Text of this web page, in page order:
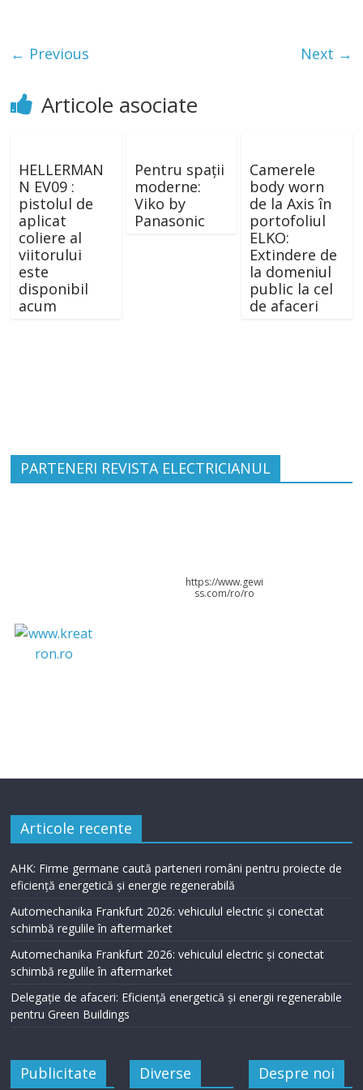
← Previous Next →
Articole asociate
HELLERMAN
N EV09 :
pistolul de
aplicat
coliere al
viitorului
este
disponibil
acum
Pentru spații
moderne:
Viko by
Panasonic
Camerele
body worn
de la Axis în
portofoliul
ELKO:
Extindere de
la domeniul
public la cel
de afaceri
PARTENERI REVISTA ELECTRICIANUL
https://www.gewi
ss.com/ro/ro
Articole recente
AHK: Firme germane caută parteneri români pentru proiecte de
eficiență energetică și energie regenerabilă
Automechanika Frankfurt 2026: vehiculul electric și conectat
schimbă regulile în aftermarket
Automechanika Frankfurt 2026: vehiculul electric și conectat
schimbă regulile în aftermarket
Delegație de afaceri: Eficiență energetică și energii regenerabile
pentru Green Buildings
Publicitate Diverse Despre noi